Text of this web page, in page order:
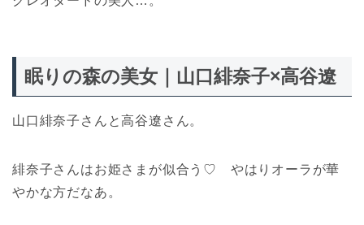
眠りの森の美女｜山口緋奈子×高谷遼
山口緋奈子さんと高谷遼さん。
緋奈子さんはお姫さまが似合う♡ やはりオーラが華
やかな方だなあ。